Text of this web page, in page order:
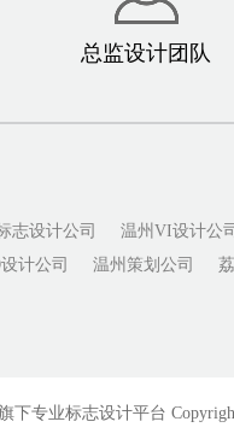
总监设计团队
志设计公司
温州VI设计公
计公司 温州策划公司
下专业标志设计平台